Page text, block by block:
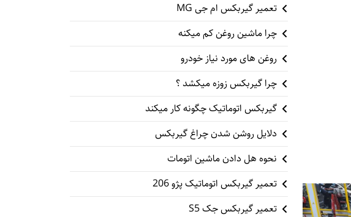
تعمیر گیربکس ام جی MG
چرا ماشین روغن کم میکنه
روغن های مورد نیاز خودرو
چرا گیربکس زوزه میکشد ؟
گیربکس اتوماتیک چگونه کار میکند
دلایل روشن شدن چراغ گیربکس
نحوه هل دادن ماشین اتومات
تعمیر گیربکس اتوماتیک پژو 206
تعمیر گیربکس جک S5